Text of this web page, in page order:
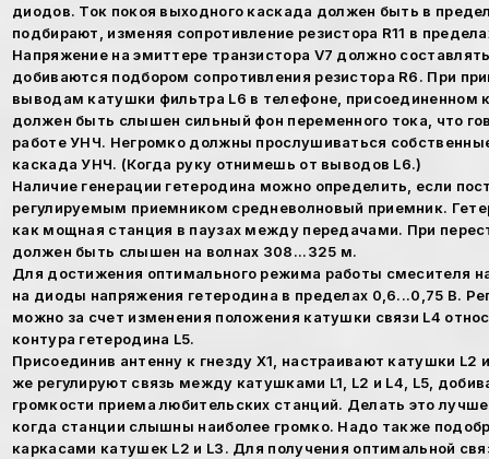
диодов. Ток покоя выходного каскада должен быть в
подбирают, изменяя сопротивление резистора R11 в
Напряжение на эмиттере транзистора V7 должно
добиваются подбором сопротивления резистора R6. При
выводам катушки фильтра L6 в телефоне, присоединенном
должен быть слышен сильный фон переменного тока, что
работе УНЧ. Негромко должны прослушиваться
каскада УНЧ. (Когда руку отнимешь от выводов L6.)
Наличие генерации гетеродина можно определить, если
регулируемым приемником средневолновый приемник.
как мощная станция в паузах между передачами. При
должен быть слышен на волнах 308...325 м.
Для достижения оптимального режима работы смесителя
на диоды напряжения гетеродина в пределах 0,6...0,75 В.
можно за счет изменения положения катушки связи L4
контура гетеродина L5.
Присоединив антенну к гнезду X1, настраивают катушки L2
же регулируют связь между катушками L1, L2 и L4, L5,
громкости приема любительских станций. Делать это
когда станции слышны наиболее громко. Надо также
каркасами катушек L2 и L3. Для получения оптимальной